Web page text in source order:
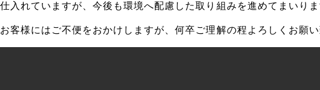
仕入れていますが、今後も環境へ配慮した取り組みを進めてまいりま
お客様にはご不便をおかけしますが、何卒ご理解の程よろしくお願い